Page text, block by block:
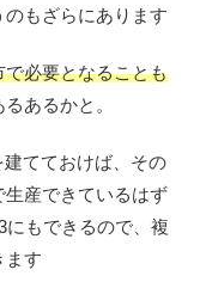
もざらにあります
必要となることも
あるかと。
てておけば、その
産できているはず
にもできるので、複
ます